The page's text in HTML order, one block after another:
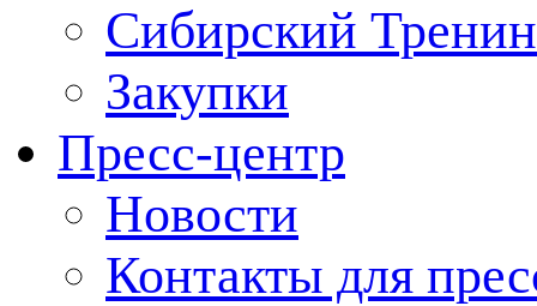
Сибирский
Закупки
Пресс-центр
Новости
Контакты для